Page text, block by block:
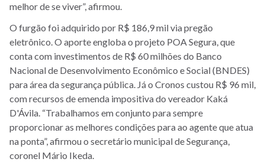
melhor de se viver”, afirmou.
O furgão foi adquirido por R$ 186,9 mil via pregão
eletrônico. O aporte engloba o projeto POA Segura, que
conta com investimentos de R$ 60 milhões do Banco
Nacional de Desenvolvimento Econômico e Social (BNDES)
para área da segurança pública. Já o Cronos custou R$ 96 mil,
com recursos de emenda impositiva do vereador Kaká
D'Ávila. “Trabalhamos em conjunto para sempre
proporcionar as melhores condições para ao agente que atua
na ponta”, afirmou o secretário municipal de Segurança,
coronel Mário Ikeda.